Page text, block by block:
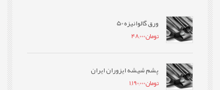
ورق گالوانیزه 50
تومان48,000
پشم شیشه ایزوران ایران
تومان1,190,000